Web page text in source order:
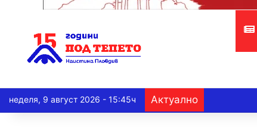
неделя, 9 август 2026 - 15:45ч Актуално